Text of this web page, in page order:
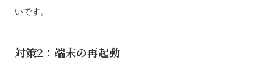
いです。
対策2：端末の再起動